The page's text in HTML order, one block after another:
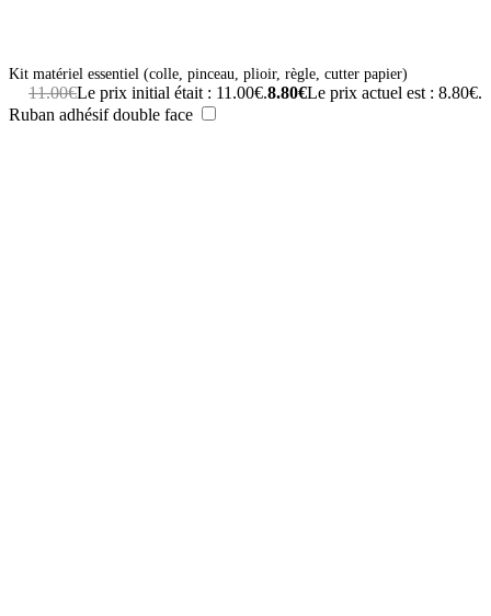
Kit matériel essentiel (colle, pinceau, plioir, règle, cutter papier)
11.00€Le prix initial était : 11.00€.8.80€Le prix actuel est : 8.80€.
Ruban adhésif double face